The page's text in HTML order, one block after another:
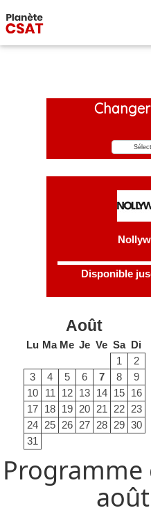
Disponible
Août
Lu Ma Me Je Ve Sa Di
1
2
3
4 5 6 7 8
9
10
11 12 13 14 15 16
17 18 19 20 21 22 23
24 25 26 27 28 29 30
31
Programme